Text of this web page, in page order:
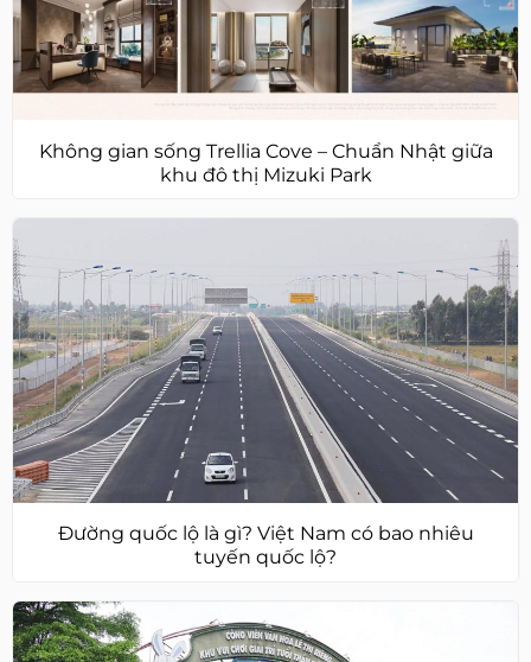
Không gian sống Trellia Cove – Chuẩn Nhật giữa
khu đô thị Mizuki Park
Đường quốc lộ là gì? Việt Nam có bao nhiêu
tuyến quốc lộ?